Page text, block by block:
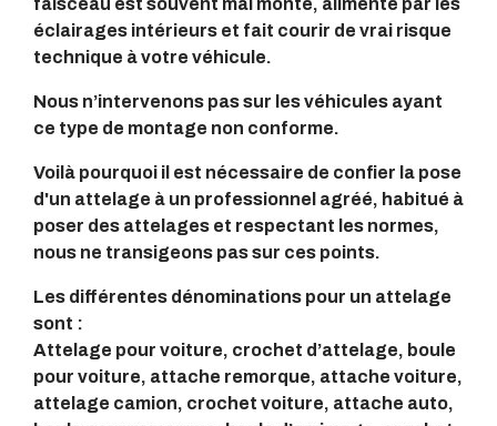
faisceau est souvent mal monté, alimenté par les
éclairages intérieurs et fait courir de vrai risque
technique à votre véhicule.
Nous n’intervenons pas sur les véhicules ayant
ce type de montage non conforme.
Voilà pourquoi il est nécessaire de confier la pose
d'un attelage à un professionnel agréé, habitué à
poser des attelages et respectant les normes,
nous ne transigeons pas sur ces points.
Les différentes dénominations pour un attelage
sont :
Attelage pour voiture, crochet d’attelage, boule
pour voiture, attache remorque, attache voiture,
attelage camion, crochet voiture, attache auto,